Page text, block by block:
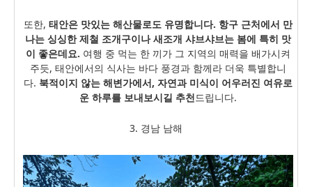
또한, 태안은 맛있는 해산물로도 유명합니다. 항구 근처에서 만
나는 싱싱한 제철 조개구이나 새조개 샤브샤브는 봄에 특히 맛
이 좋은데요. 여행 중 먹는 한 끼가 그 지역의 매력을 배가시켜
주듯, 태안에서의 식사는 바다 풍경과 함께라 더욱 특별합니
다. 북적이지 않는 해변가에서, 자연과 미식이 어우러진 여유로
운 하루를 보내보시길 추천드립니다.
3. 경남 남해